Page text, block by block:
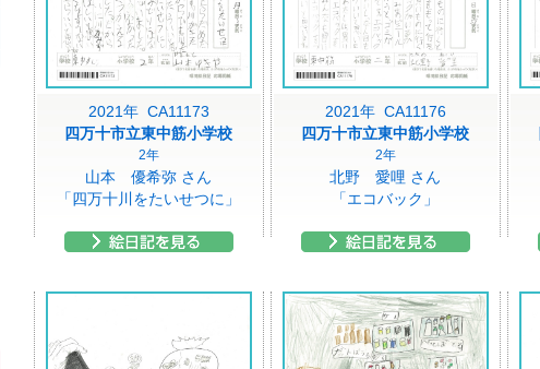
2021年 CA11173
四万十市立東中筋小学校
2年
山本 優希弥 さん
「四万十川をたいせつに」
2021年 CA11176
四万十市立東中筋小学校
2年
北野 愛哩 さん
「エコバック」